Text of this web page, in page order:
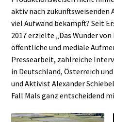
aktiv nach
viel Aufwand bekämpft? Seit
2017 erzielte „Das Wunder
öffentliche und mediale
Pressearbeit, zahlreiche
in Deutschland, Österreich
und Aktivist Alexander
Fall Mals ganz entscheidend